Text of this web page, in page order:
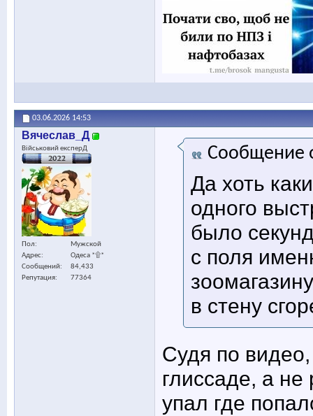
03.06.2026 14:53
Вячеслав_Д
Військовий експерД
Пол
Мужской
Адрес
Одеса *۩*
Сообщений
84,433
Репутация
77364
Сообщение
Да хоть
одного
было
с поля
в стену
Судя по
глиссаде, а
упал где